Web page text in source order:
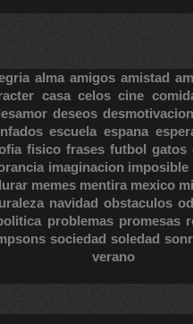
alma amigos amistad
casa celos cine
deseos
escuela espana
fisico frases futbol gatos
imaginacion imposible
memes mentira mexico
navidad obstaculos
problemas promesas
sociedad soledad
verano